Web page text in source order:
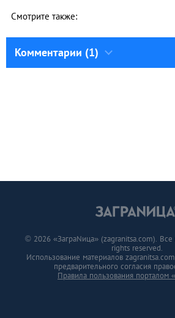
Смотрите также:
Комментарии (1)
© 2026 «ЗаграNица» (zagranitsa.com).
rights reserved.
Использование материалов
предварительного согласия
Правила пользования порталом